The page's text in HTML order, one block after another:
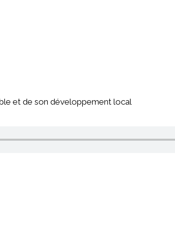
et de son développement local